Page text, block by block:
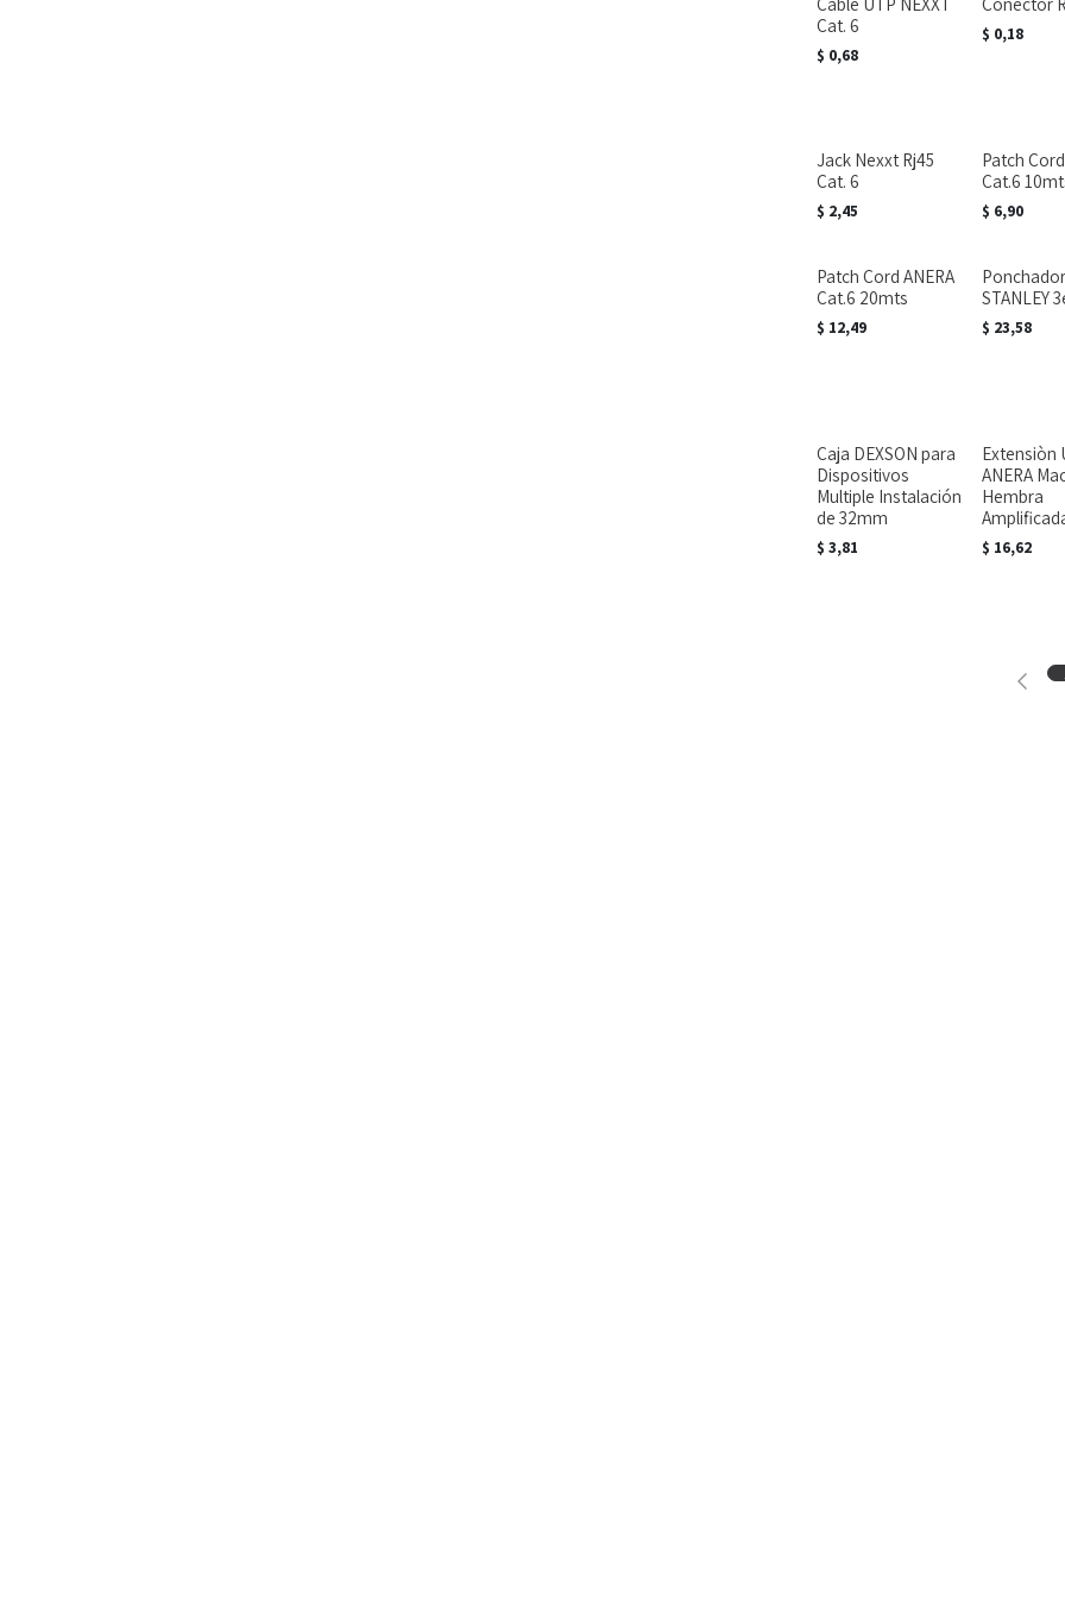
Cat. 6
$ 0,68
$ 0,18
Jack Nexxt Rj45
Cat. 6
$ 2,45
Patch
Cat.6
$ 6,90
Patch Cord ANERA
Cat.6 20mts
$ 12,49
STANLEY
$ 23,58
Caja DEXSON para
Dispositivos
Multiple Instalación
de 32mm
$ 3,81
Extensiòn
ANERA
Hembra
$ 16,62